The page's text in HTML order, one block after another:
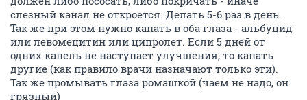
слезный канал не откроется. Делать 5-6 раз в день.
Так же при этом нужно капать в оба глаза - альбуцид
или левомецитин или ципролет. Если 5 дней от
одних капель не наступает улучшения, то капать
другие (как правило врачи назначают только эти).
Так же промывать глаза ромашкой (чаем не надо, он
грязный)